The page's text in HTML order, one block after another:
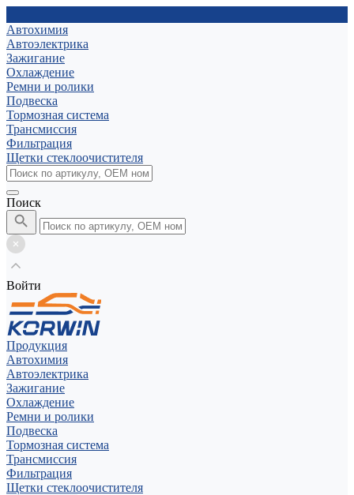
Автохимия
Автоэлектрика
Зажигание
Охлаждение
Ремни и ролики
Подвеска
Тормозная система
Трансмиссия
Фильтрация
Щетки стеклоочистителя
Поиск
Войти
Продукция
Автохимия
Автоэлектрика
Зажигание
Охлаждение
Ремни и ролики
Подвеска
Тормозная система
Трансмиссия
Фильтрация
Щетки стеклоочистителя